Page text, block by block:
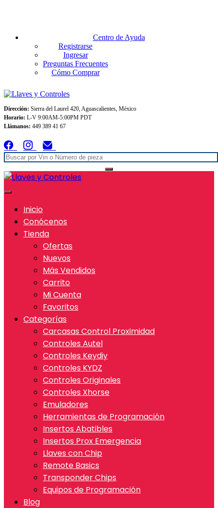
Centro de Ayuda
Registrarse
Ingresar
Preguntas Frecuentes
Cómo Comprar
Dirección: Sierra del Laurel 420, Aguascalientes, México
Horario: L-V 9:00AM-5:00PM PDT
Llámanos: 449 389 41 67
Inicio
Conócenos
Tienda
Ofertas
Nuevos
Más Vendidos
Carrito
Mi Cuenta
Favoritos
Categorías
Carcasas Control Proximidad
Controles Autel
Controles Keydiy
Controles KYDZ
Controles Originales
Controles Xhorse
Emuladores
Herramientas de Programación
Insertos Abatibles
Insertos Prox Emergencia
Llaves con Chip
Remote Basics
Transponder Chips
Equipos de Programación
Blog